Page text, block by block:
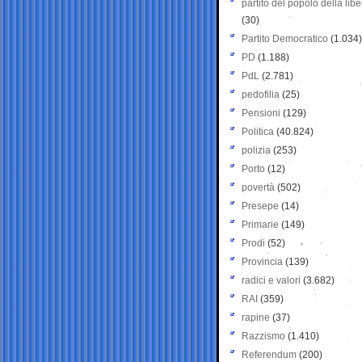
partito del popolo della
(30)
Partito Democratico (1.034)
PD (1.188)
PdL (2.781)
pedofilia (25)
Pensioni (129)
Politica (40.824)
polizia (253)
Porto (12)
povertà (502)
Presepe (14)
Primarie (149)
Prodi (52)
Provincia (139)
radici e valori (3.682)
RAI (359)
rapine (37)
Razzismo (1.410)
Referendum (200)